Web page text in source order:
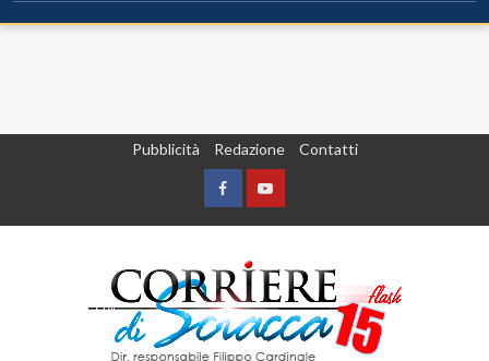
Pubblicità Redazione Contatti
FacebookYountube